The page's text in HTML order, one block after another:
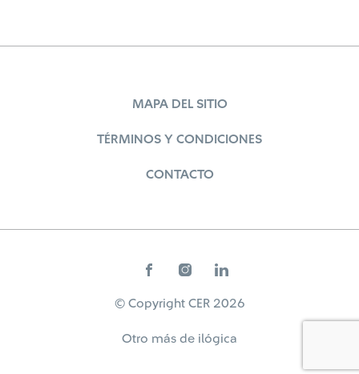
MAPA DEL SITIO
TÉRMINOS Y CONDICIONES
CONTACTO
© Copyright CER 2026
Otro más de ilógica